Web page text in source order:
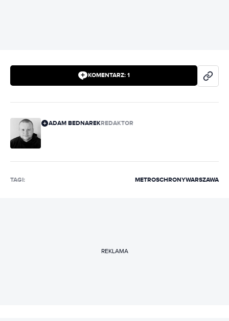
KOMENTARZ: 1
ADAM BEDNAREKREDAKTOR
TAGI: METROSCHRONYWARSZAWA
REKLAMA